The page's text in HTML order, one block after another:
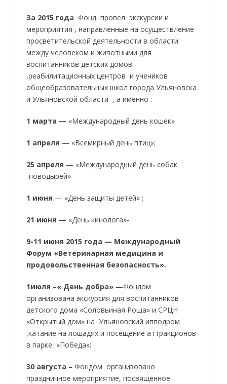
За 2015 года Фонд провел экскурсии и
мероприятия , направленные на осуществление
просветительской деятельности в области
между человеком и животными для
воспитанников детских домов
,реабилитационных центров и учеников
общеобразовательных школ города Ульяновска
и Ульяновской области , а именно :
1 марта — «Международный день кошек»
1 апреля — «Всемирный день птиц»;
25 апреля — «Международный день собак
-поводырей»
1 июня — «День защиты детей» ;
21 июня — «День кинолога»-
9-11 июня 2015 года — Международный
Форум «Ветеринарная медицина и
продовольственная безопасность».
1июля –« День добра» —Фондом
организована экскурсия для воспитанников
детского дома «Соловьиная Роща» и СРЦН
«Открытый дом» на Ульяновский ипподром
,катание на лошадях и посещение аттракционов
в парке «Победа»;
30 августа –Фондом организовано
праздничное мероприятие, посвященное